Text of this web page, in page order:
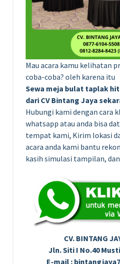
Mau acara kamu kelihatan
coba-coba? oleh karena itu
Sewa meja bulat taplak
dari CV Bintang Jaya
Hubungi kami dengan cara
whatsapp atau anda bisa
tempat kami, Kirim lokasi
acara anda kami bantu
kasih simulasi tampilan,
CV. BINTANG
Jln. Siti I No.40
E-mail :